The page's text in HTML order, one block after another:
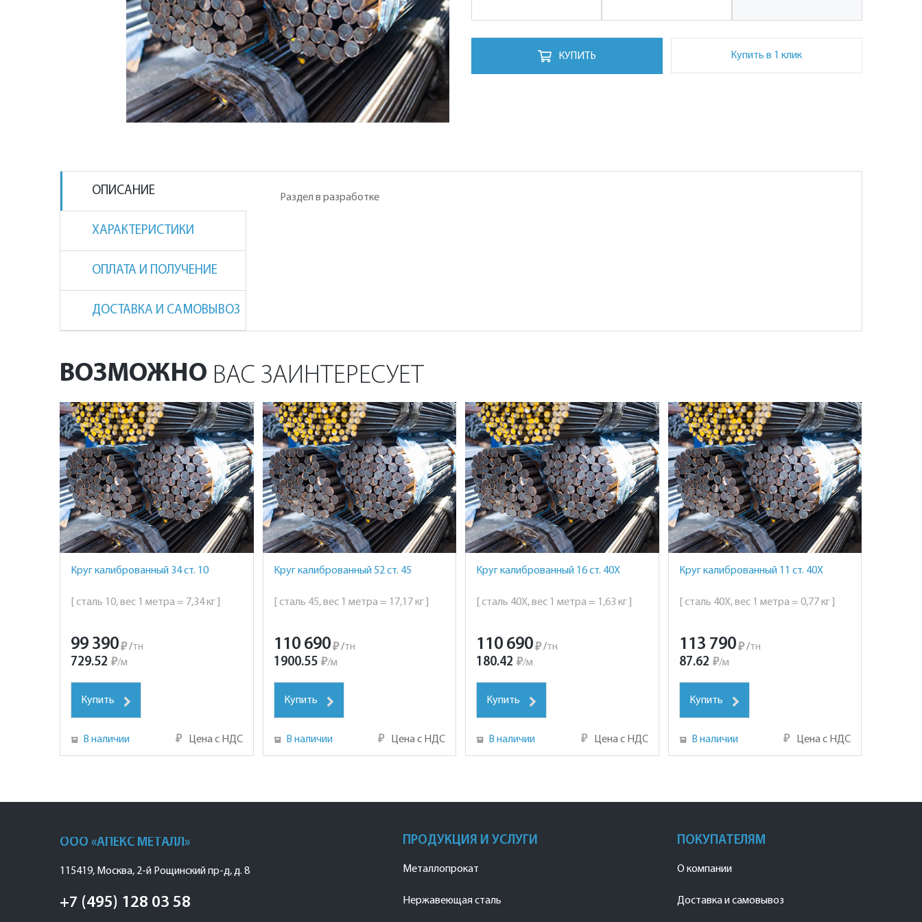
КУПИТЬ Купить в 1 клик
ОПИСАНИЕ
ХАРАКТЕРИСТИКИ
ОПЛАТА И ПОЛУЧЕНИЕ
ДОСТАВКА И САМОВЫВОЗ
Раздел в разработке
ВОЗМОЖНО ВАС ЗАИНТЕРЕСУЕТ
Круг калиброванный 34 ст. 10
[ сталь 10, вес 1 метра = 7,34 кг ]
99 390₽ /тн
729.52 ₽/м
Купить
В наличии ₽ Цена с НДС
Круг калиброванный 52 ст. 45
[ сталь 45, вес 1 метра = 17,17 кг ]
110 690 ₽ /тн
1900.55 ₽/м
Купить
В наличии ₽ Цена с НДС
Круг калиброванный 16 ст. 40Х
[ сталь 40Х, вес 1 метра = 1,63 кг ]
110 690₽ /тн
180.42 ₽/м
Купить
В наличии ₽ Цена с НДС
Круг калиброванный 11 ст. 40Х
[ сталь 40Х, вес 1 метра = 0,77 кг ]
113 790 ₽ /тн
87.62 ₽/м
Купить
В наличии ₽ Цена с НДС
ООО «АПЕКС МЕТАЛЛ»
115419, Москва, 2-й Рощинский пр-д, д. 8
+7 (495) 128 03 58
ПРОДУКЦИЯ И УСЛУГИ
Металлопрокат
Нержавеющая сталь
ПОКУПАТЕЛЯМ
О компании
Доставка и самовывоз